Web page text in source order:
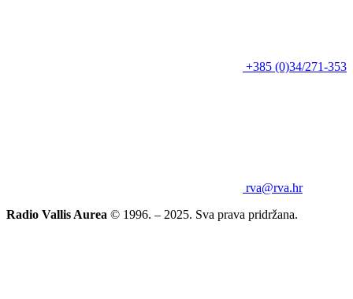
+385 (0)34/271-353
rva@rva.hr
Radio Vallis Aurea © 1996. – 2025. Sva prava pridržana.